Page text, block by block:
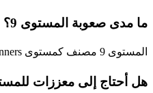
ما مدى صعوبة المستوى 9؟
المستوى 9 مصنف كمستوى Easy (⭐). Perfect for beginners يتطلب هذا المستوى مهارات أساسية في حل الألغاز.
هل أحتاج إلى معززات